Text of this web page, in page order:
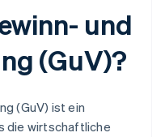
und
(GuV)?
(GuV) ist ein
die wirtschaftliche